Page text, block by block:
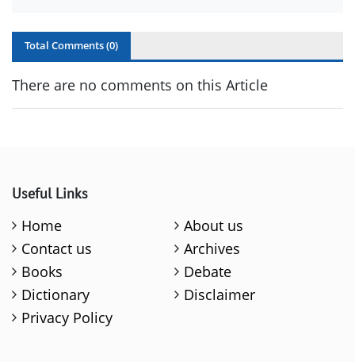
Total Comments (0)
There are no comments on this Article
Useful Links
Home
About us
Contact us
Archives
Books
Debate
Dictionary
Disclaimer
Privacy Policy